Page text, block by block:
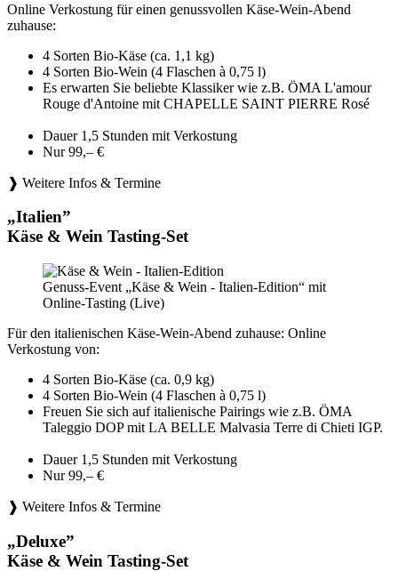
Online Verkostung für einen genussvollen Käse-Wein-Abend
zuhause:
4 Sorten Bio-Käse (ca. 1,1 kg)
4 Sorten Bio-Wein (4 Flaschen à 0,75 l)
Es erwarten Sie beliebte Klassiker wie z.B. ÖMA L'amour
Rouge d'Antoine mit CHAPELLE SAINT PIERRE Rosé
Dauer 1,5 Stunden mit Verkostung
Nur 99,– €
❱ Weitere Infos & Termine
„Italien”
Käse & Wein Tasting-Set
Genuss-Event „Käse & Wein - Italien-Edition“ mit
Online-Tasting (Live)
Für den italienischen Käse-Wein-Abend zuhause: Online
Verkostung von:
4 Sorten Bio-Käse (ca. 0,9 kg)
4 Sorten Bio-Wein (4 Flaschen à 0,75 l)
Freuen Sie sich auf italienische Pairings wie z.B. ÖMA
Taleggio DOP mit LA BELLE Malvasia Terre di Chieti IGP.
Dauer 1,5 Stunden mit Verkostung
Nur 99,– €
❱ Weitere Infos & Termine
„Deluxe”
Käse & Wein Tasting-Set